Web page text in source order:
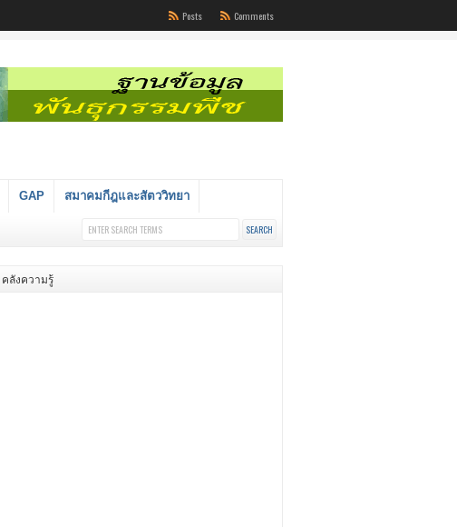
Comments
Posts
GAP สมาคมกีฎและสัตววิทยา
คลังความรู้